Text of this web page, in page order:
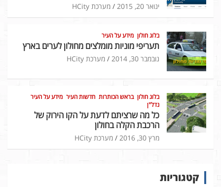
ינואר 20, 2015 מערכת HCity
בלוג חולון מידע על העיר
תעריפי מוניות מומלצים מחולון לערים בארץ
נובמבר 30, 2014 מערכת HCity
בלוג חולון בראש הכותרות חדשות העיר מידע על העיר
נדל"ן
כל מה שרציתם לדעת על הקו הירוק של
הרכבת הקלה בחולון
מרץ 30, 2016 מערכת HCity
קטגוריות